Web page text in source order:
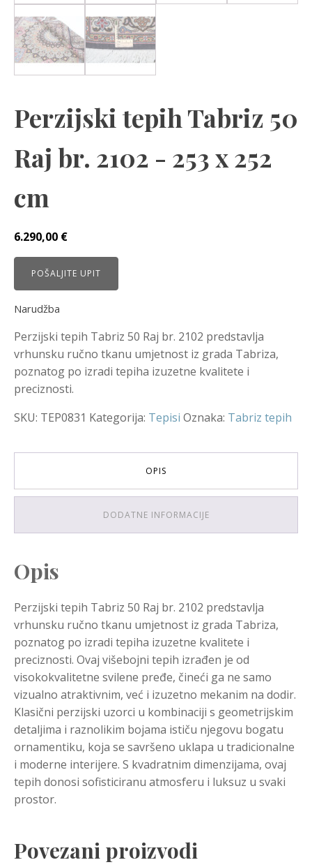
Perzijski tepih Tabriz 50
Raj br. 2102 - 253 x 252
cm
6.290,00 €
POŠALJITE UPIT
Narudžba
Perzijski tepih Tabriz 50 Raj br. 2102 predstavlja
vrhunsku ručno tkanu umjetnost iz grada Tabriza,
poznatog po izradi tepiha izuzetne kvalitete i
preciznosti.
SKU: TEP0831 Kategorija: Tepisi Oznaka: Tabriz tepih
OPIS
DODATNE INFORMACIJE
Opis
Perzijski tepih Tabriz 50 Raj br. 2102 predstavlja
vrhunsku ručno tkanu umjetnost iz grada Tabriza,
poznatog po izradi tepiha izuzetne kvalitete i
preciznosti. Ovaj višebojni tepih izrađen je od
visokokvalitetne svilene pređe, čineći ga ne samo
vizualno atraktivnim, već i izuzetno mekanim na dodir.
Klasični perzijski uzorci u kombinaciji s geometrijskim
detaljima i raznolikim bojama ističu njegovu bogatu
ornamentiku, koja se savršeno uklapa u tradicionalne
i moderne interijere. S kvadratnim dimenzijama, ovaj
tepih donosi sofisticiranu atmosferu i luksuz u svaki
prostor.
Povezani proizvodi